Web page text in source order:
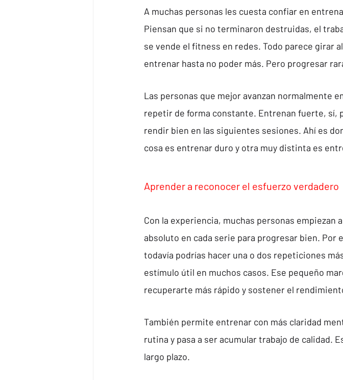
A muchas personas les cuesta confiar en
Piensan que si no terminaron destruidas, el
se vende el fitness en redes. Todo parece girar
entrenar hasta no poder más. Pero progresar
Las personas que mejor avanzan normalmente
repetir de forma constante. Entrenan fuerte, sí,
rendir bien en las siguientes sesiones. Ahí es
cosa es entrenar duro y otra muy distinta es
Aprender a reconocer el esfuerzo verdadero
Con la experiencia, muchas personas empiezan
absoluto en cada serie para progresar bien.
todavía podrías hacer una o dos repeticiones
estímulo útil en muchos casos. Ese pequeño
recuperarte más rápido y sostener el
También permite entrenar con más claridad
rutina y pasa a ser acumular trabajo de calidad.
largo plazo.